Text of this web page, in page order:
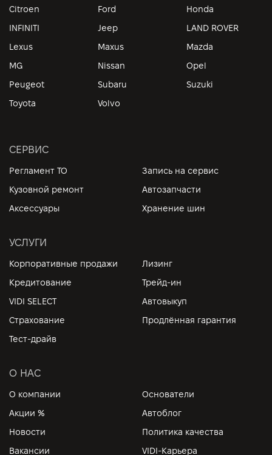
Citroen Ford
Honda
INFINITI
Jeep
LAND ROVER
Lexus
Maxus
Mazda
MG
Nissan
Opel
Peugeot
Subaru
Suzuki
Toyota
Volvo
СЕРВИС
Регламент ТО
Запись на сервис
Кузовной ремонт
Автозапчасти
Аксессуары
Хранение шин
УСЛУГИ
Корпоративные продажи
Лизинг
Кредитование
Трейд-ин
VIDI SELECT
Автовыкуп
Страхование
Продлённая гарантия
Тест-драйв
О НАС
О компании
Основатели
Акции %
Автоблог
Новости
Политика качества
Вакансии
VIDI-Карьера